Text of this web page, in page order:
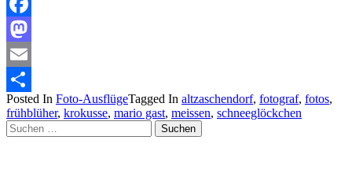
Facebook
Mastodon
Email
Teilen
Posted In Foto-AusflügeTagged In altzaschendorf, fotograf, fotos,
frühblüher, krokusse, mario gast, meissen, schneeglöckchen
Suchen
nach: